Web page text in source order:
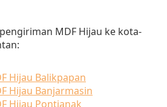
MDF Hijau ke kota-
Hijau Balikpapan
Hijau Banjarmasin
Hijau Pontianak